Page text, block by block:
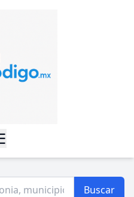
Buscar